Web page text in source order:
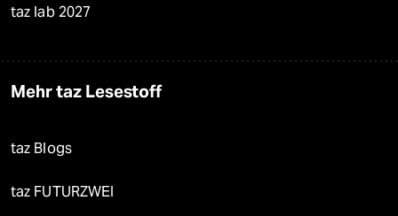
taz lab 2027
Mehr taz Lesestoff
taz Blogs
taz FUTURZWEI